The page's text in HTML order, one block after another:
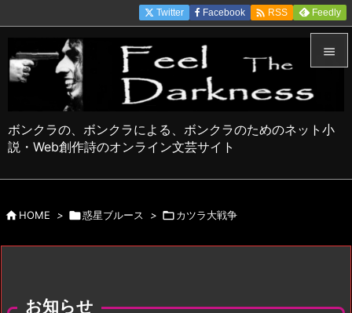
ボンクラの、ボンクラによる、ボンクラのためのネット小
説・Web創作詩のオンライン文芸サイト



Twitter Facebook  RSS Feedly
HOME > 惑星ブルース > カツラ大戦争
お知らせ